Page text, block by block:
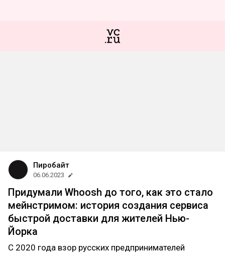
Пиробайт
06.06.2023
Придумали Whoosh до того, как это стало
мейнстримом: история создания сервиса
быстрой доставки для жителей Нью-
Йорка
С 2020 года взор русских предпринимателей